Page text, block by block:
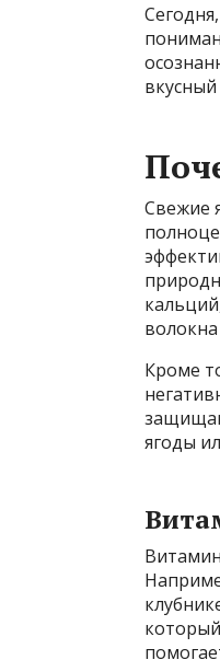
Свежие
Кроме
ягоды